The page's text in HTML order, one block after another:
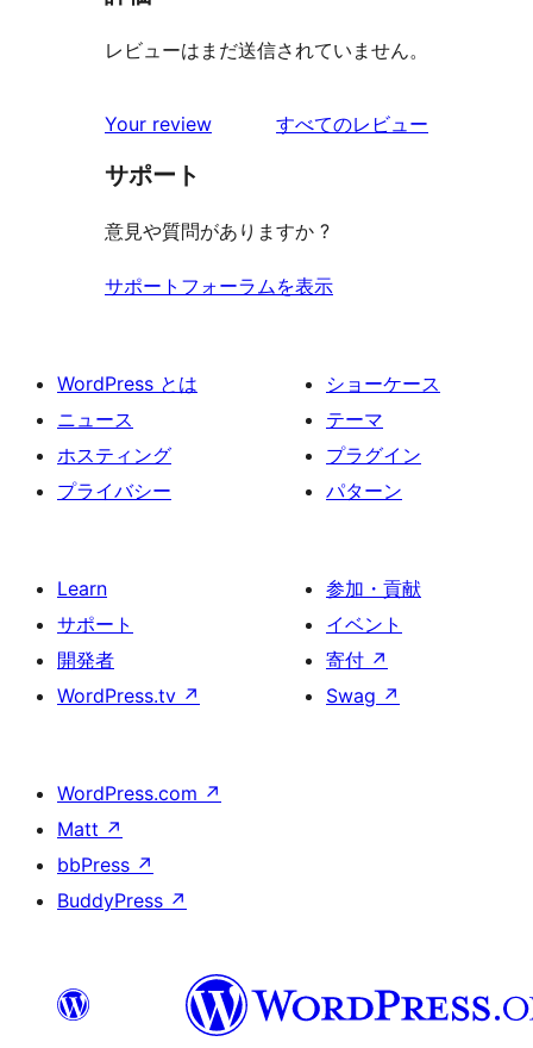
レビューはまだ送信されていません。
Your review すべてのレビュー
サポート
意見や質問がありますか ?
サポートフォーラムを表示
WordPress とは
ニュース
ホスティング
プライバシー
ショーケース
テーマ
プラグイン
パターン
Learn
サポート
開発者
WordPress.tv ↗
参加・貢献
イベント
寄付 ↗
Swag ↗
WordPress.com ↗
Matt ↗
bbPress ↗
BuddyPress ↗